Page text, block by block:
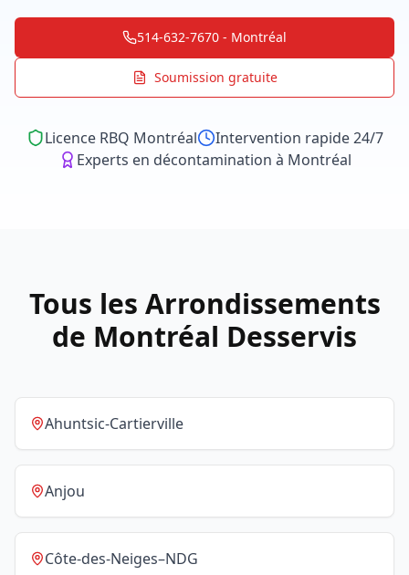
514-632-7670 - Montréal
Soumission gratuite
Licence RBQ Montréal
Intervention rapide 24/7
Experts en décontamination à Montréal
Tous les Arrondissements
de Montréal Desservis
Ahuntsic-Cartierville
Anjou
Côte-des-Neiges–NDG